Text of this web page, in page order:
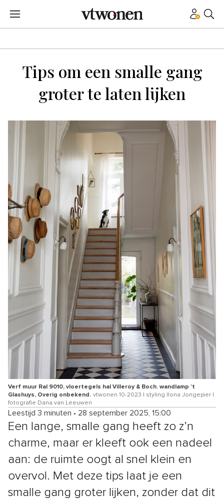
Tips om een smalle gang
groter te laten lijken
Verf muur Ral 9010, vloertegels hal Villeroy & Boch. wandlamp ’t
Glashuys, Overig onbekend. vtwonen 10-2023 | styling Ilona Jongepier |
fotografie Dana van Leeuwen
Leestijd 3 minuten • 28 september 2025, 15:00
Een lange, smalle gang heeft zo z’n
charme, maar er kleeft ook een nadeel
aan: de ruimte oogt al snel klein en
overvol. Met deze tips laat je een
smalle gang groter lijken, zonder dat dit